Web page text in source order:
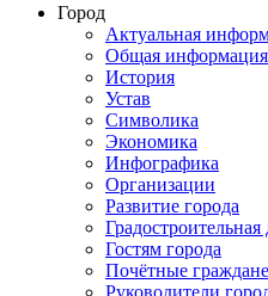
Город
Актуальная
Общая информация
История
Устав
Символика
Экономика
Инфографика
Организации
Развитие города
Градостроительная
Гостям города
Почётные граждане
Руководители